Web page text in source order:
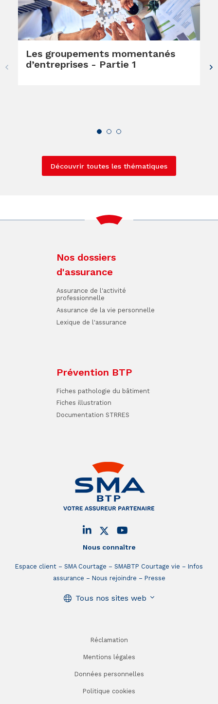
Les groupements momentanés
d’entreprises - Partie 1
Découvrir toutes les thématiques
Nous connaître
Espace client SMA Courtage SMABTP Courtage vie
Infos
assurance
Nous rejoindre Presse
Tous nos sites web
Nos dossiers
d'assurance
Assurance de l'activité
professionnelle
Assurance de la vie personnelle
Lexique de l'assurance
Prévention BTP
Fiches pathologie du bâtiment
Fiches illustration
Documentation STRRES
Réclamation
Mentions légales
Données personnelles
Politique cookies